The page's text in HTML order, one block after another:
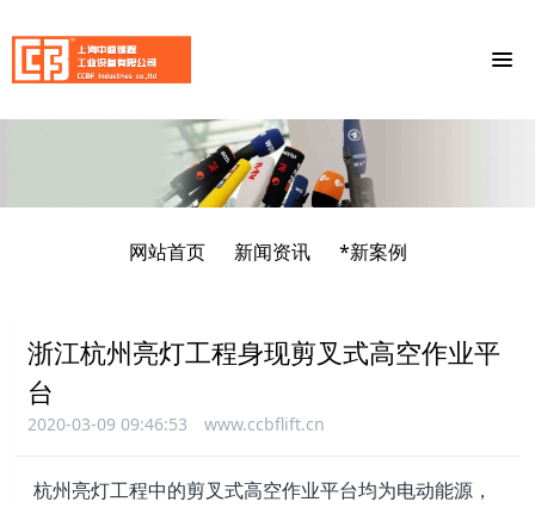
网站首页 新闻资讯 *新案例
浙江杭州亮灯工程身现剪叉式高空作业平
台
2020-03-09 09:46:53 www.ccbflift.cn
杭州亮灯工程中的剪叉式高空作业平台均为电动能源，